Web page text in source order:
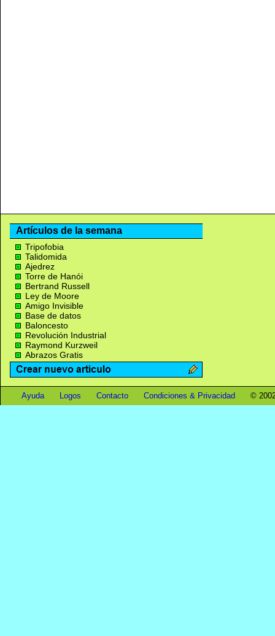
Artículos de la semana
Tripofobia
Talidomida
Ajedrez
Torre de Hanói
Bertrand Russell
Ley de Moore
Amigo Invisible
Base de datos
Baloncesto
Revolución Industrial
Raymond Kurzweil
Abrazos Gratis
Ayuda Logos Contacto Condiciones & Privacidad ©